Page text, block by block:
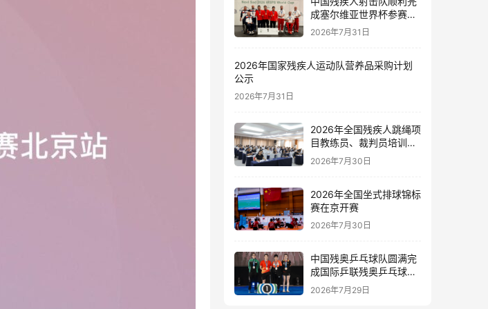
成塞尔维亚世界杯参赛任
务
2026年7月31日
2026年国家残疾人运动队营养品采购计划
公示
2026年7月31日
2026年全国残疾人跳绳项
目教练员、裁判员培训班
在新疆伊犁开班
2026年7月30日
2026年全国坐式排球锦标
赛在京开赛
2026年7月30日
中国残奥乒乓球队圆满完
成国际乒联残奥乒乓球新
星赛和精英赛泰国站参赛
2026年7月29日